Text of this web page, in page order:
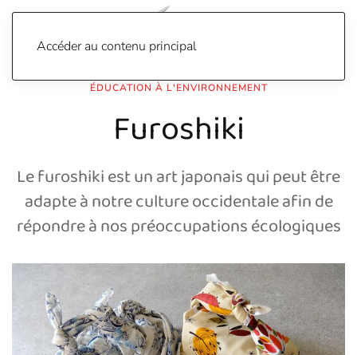
Accéder au contenu principal
ÉDUCATION À L'ENVIRONNEMENT
Furoshiki
Le furoshiki est un art japonais qui peut être
adapte à notre culture occidentale afin de
répondre à nos préoccupations écologiques